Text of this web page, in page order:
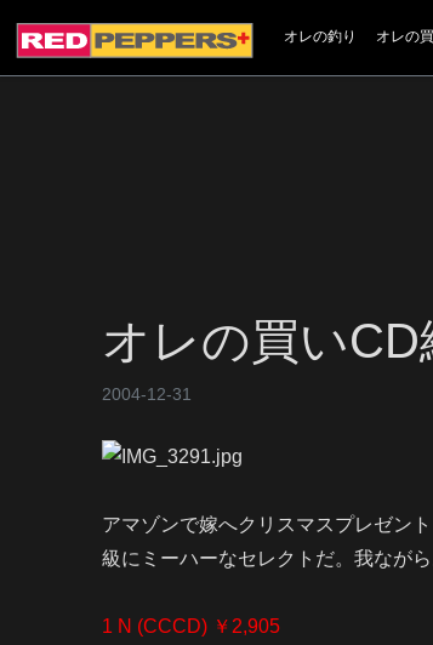
オレの釣り オレの
オレの買いCD
2004-12-31
アマゾンで嫁へクリスマスプレゼン
級にミーハーなセレクトだ。我ながら
1 N (CCCD) ￥2,905